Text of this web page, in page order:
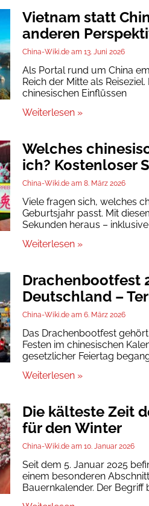
Vietnam statt
anderen
China-Wiki.de 13. Juni 2026
Als Portal rund um China
Reich der Mitte als
chinesischen Einflüssen
Weiterlesen »
Welches
ich? Kostenloser
China-Wiki.de 8. März 2026
Viele fragen sich, welches
Geburtsjahr passt. Mit
Sekunden heraus –
Weiterlesen »
Drachenbootfest
Deutschland –
China-Wiki.de 6. März 2026
Das Drachenbootfest
Festen im chinesischen
gesetzlicher Feiertag
Weiterlesen »
Die kälteste Zeit
für den Winter
China-Wiki.de 10. Januar 2026
Seit dem 5. Januar 2025
einem besonderen
Bauernkalender. Der Begriff